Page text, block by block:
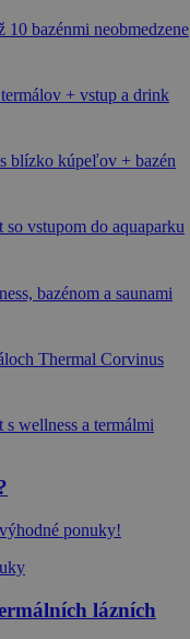
10 bazénmi neobmedzene
+ vstup a drink
blízko kúpeľov + bazén
vstupom do aquaparku
bazénom a saunami
Thermal Corvinus
wellness a termálmi
ponuky!
lázních